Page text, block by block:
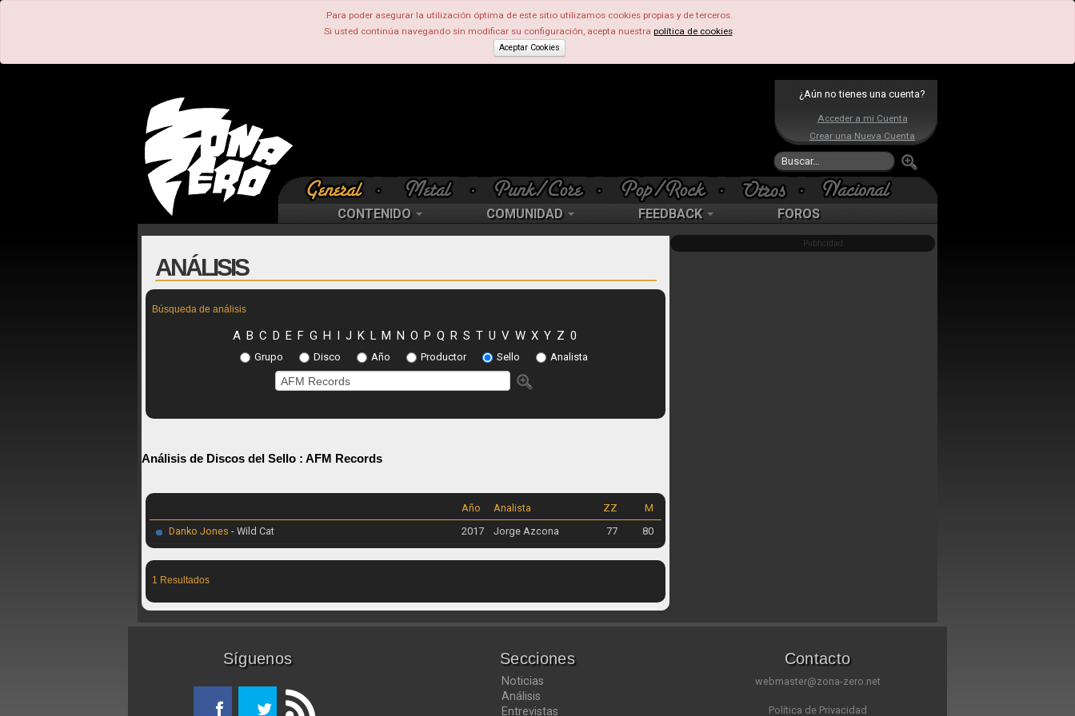
Para poder asegurar la utilización óptima de este sitio utilizamos cookies propias y de terceros.
Si usted continúa navegando sin modificar su configuración, acepta nuestra política de cookies.
Aceptar Cookies
¿Aún no tienes una cuenta?
Acceder a mi Cuenta
Crear una Nueva Cuenta
CONTENIDO COMUNIDAD FEEDBACK FOROS
ANÁLISIS
Búsqueda de análisis
A B C D E F G H I J K L M N O P Q R S T U V W X Y Z 0
Grupo Disco Año Productor Sello Analista
Análisis de Discos del Sello : AFM Records
M
ZZ
Analista
Año
Danko Jones - Wild Cat 80
77
Jorge Azcona
2017
1 Resultados
Publicidad
Síguenos Secciones
Noticias
Análisis
Entrevistas
Contacto
webmaster@zona-zero.net
Política de Privacidad